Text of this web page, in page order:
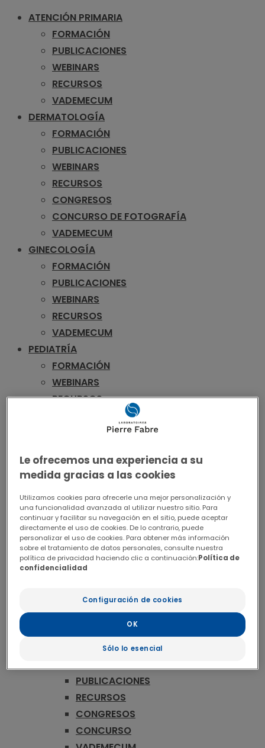
ATENCIÓN PRIMARIA
FORMACIÓN
PUBLICACIONES
WEBINARS
RECURSOS
VADEMECUM
DERMATOLOGÍA
FORMACIÓN
PUBLICACIONES
WEBINARS
RECURSOS
CONGRESOS
CONCURSO DE FOTOGRAFÍA
VADEMECUM
GINECOLOGÍA
FORMACIÓN
PUBLICACIONES
WEBINARS
RECURSOS
VADEMECUM
PEDIATRÍA
FORMACIÓN
WEBINARS
RECURSOS
PUBLICACIONES
WEBINARS
RECURSOS
VADEMECUM
ONCOLOGÍA
MAMA
FORMACIÓN
CONGRESOS
CONCURSO
VADEMECUM
MELANOMA
PUBLICACIONES
RECURSOS
CONGRESOS
CONCURSO
Le ofrecemos una experiencia a su
medida gracias a las cookies
Utilizamos cookies para ofrecerle una mejor personalización y
una funcionalidad avanzada al utilizar nuestro sitio. Para
continuar y facilitar su navegación en el sitio, puede aceptar
directamente el uso de cookies. De lo contrario, puede
personalizar el uso de cookies. Para obtener más información
sobre el tratamiento de datos personales, consulte nuestra
política de privacidad haciendo clic a continuación:Política de
confidencialidad
Configuración de cookies
Sólo lo esencial
OK